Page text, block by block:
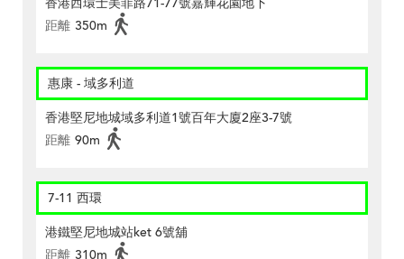
香港西環士美菲路71-77號嘉輝花園地下
距離 350m
惠康 - 域多利道
香港堅尼地城域多利道1號百年大廈2座3-7號
距離 90m
7-11 西環
港鐵堅尼地城站ket 6號舖
距離 310m